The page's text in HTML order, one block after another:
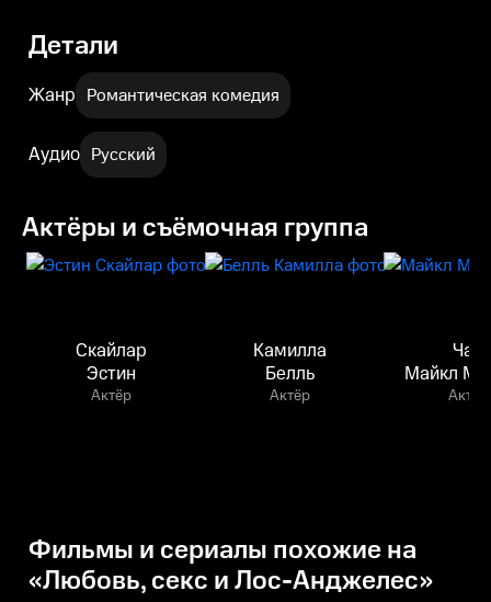
Детали
Жанр Романтическая комедия
Аудио Русский
Актёры и съёмочная группа
Скайлар
Эстин
Актёр
Камилла
Белль
Актёр
Чад
Майкл
Актёр
Фильмы и сериалы похожие на
«Любовь, секс и Лос-Анджелес»